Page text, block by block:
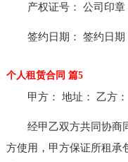
产权证号： 公司印章
签约日期： 签约日期
个人租赁合同 篇5
甲方： 地址： 乙方：
经甲乙双方共同协商同
方使用，甲方保证所租承